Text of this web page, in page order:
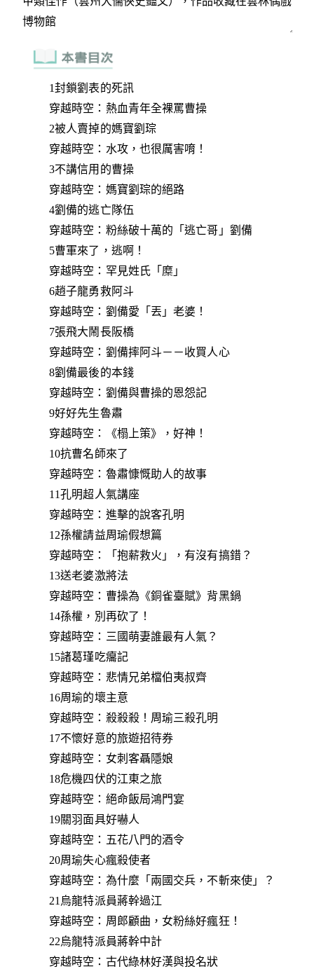
1封鎖劉表的死訊
穿越時空：熱血青年全裸罵曹操
2被人賣掉的媽寶劉琮
穿越時空：水攻，也很厲害唷！
3不講信用的曹操
穿越時空：媽寶劉琮的絕路
4劉備的逃亡隊伍
穿越時空：粉絲破十萬的「逃亡哥」劉備
5曹軍來了，逃啊！
穿越時空：罕見姓氏「糜」
6趙子龍勇救阿斗
穿越時空：劉備愛「丟」老婆！
7張飛大鬧長阪橋
穿越時空：劉備摔阿斗－－收買人心
8劉備最後的本錢
穿越時空：劉備與曹操的恩怨記
9好好先生魯肅
穿越時空：《榻上策》，好神！
10抗曹名師來了
穿越時空：魯肅慷慨助人的故事
11孔明超人氣講座
穿越時空：進擊的說客孔明
12孫權請益周瑜假想篇
穿越時空：「抱薪救火」，有沒有搞錯？
13送老婆激將法
穿越時空：曹操為《銅雀臺賦》背黑鍋
14孫權，別再砍了！
穿越時空：三國萌妻誰最有人氣？
15諸葛瑾吃癟記
穿越時空：悲情兄弟檔伯夷叔齊
16周瑜的壞主意
穿越時空：殺殺殺！周瑜三殺孔明
17不懷好意的旅遊招待券
穿越時空：女刺客聶隱娘
18危機四伏的江東之旅
穿越時空：絕命飯局鴻門宴
19關羽面具好嚇人
穿越時空：五花八門的酒令
20周瑜失心瘋殺使者
穿越時空：為什麼「兩國交兵，不斬來使」？
21烏龍特派員蔣幹過江
穿越時空：周郎顧曲，女粉絲好瘋狂！
22烏龍特派員蔣幹中計
穿越時空：古代綠林好漢與投名狀